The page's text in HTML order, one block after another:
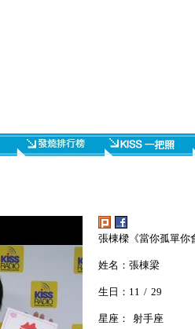
張棟樑《當你孤單你
姓名：張棟梁
生日：11 / 29
星座： 射手座